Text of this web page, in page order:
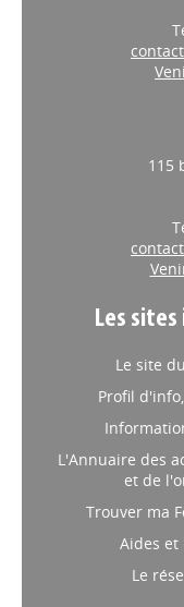
115
Les
Le site
Profil
L'Annuaire des
et de
Trouver ma
Aides
Le